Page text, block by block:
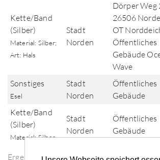
Ergebnisse der Fundsuche
Kette/Band
(Silber)
Material: Silber;
Art: Hals
Stadt
Norden
Dörper Weg
26506
OT
Öffentliches
Gebäude
Wave
Sonstiges
Esel
Stadt
Norden
Öffentliches
Gebäude
Kette/Band
(Silber)
Material: Silber
Stadt
Norden
Öffentliches
Gebäude